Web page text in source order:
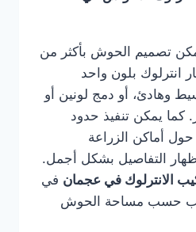
يمكن تصميم الحوش بأكثر من
انترلوك بلون واحد
وهادئ، أو دمج لونين أو
كما يمكن تنفيذ حدود
أماكن الزراعة
التفاصيل بشكل أجمل.
الانترلوك في عجمان في
حسب مساحة الحوش